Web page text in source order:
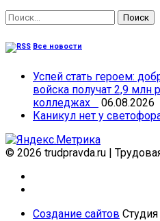
Найти:
Все новости
Успей стать героем:
войска получат 2,9 млн
колледжах
06.08.2026
Каникул нет у
© 2026 trudpravda.ru |
Создание сайтов